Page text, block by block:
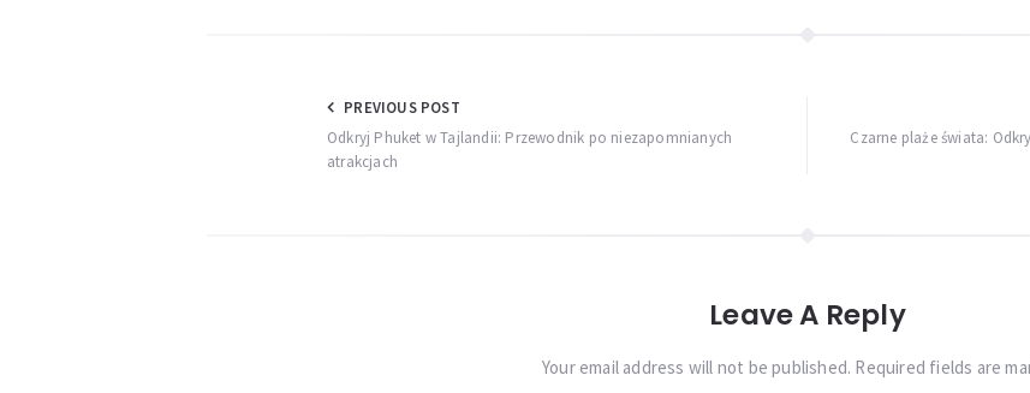
Nawigacja
wpisu
PREVIOUS POST
Odkryj Phuket w Tajlandii: Przewodnik po niezapomnianych
atrakcjach
Czarne plaże świata:
Leave A Reply
Your email address will not be published. Required fields are